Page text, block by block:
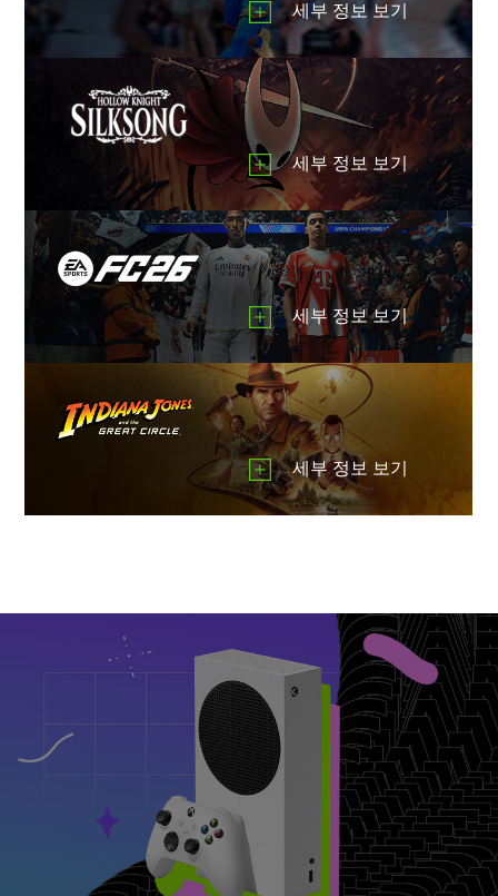
여
줍
니
다
세부 정보 보기
세부 정보 보기
세부 정보 보기
세부 정보 보기